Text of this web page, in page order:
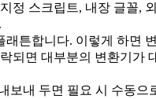
스크립트, 내장 글꼴,
튼합니다. 이렇게 하면
되면 대부분의 변환기가
보내 두면 필요 시 수동으